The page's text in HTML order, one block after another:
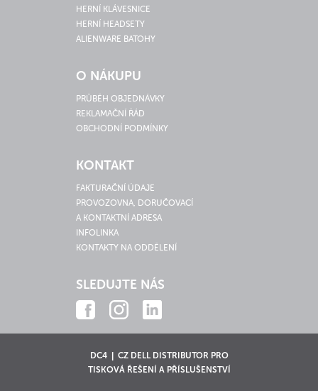
HERNÍ KLÁVESNICE
HERNÍ HEADSETY
ALIENWARE BATOHY
O NÁKUPU
PRŮBĚH OBJEDNÁVKY
REKLAMAČNÍ ŘÁD
OBCHODNÍ PODMÍNKY
KONTAKT
FAKTURAČNÍ ÚDAJE
PROVOZOVNA, DORUČOVACÍ
A KONTAKTNÍ ADRESA
INFOLINKA
KONTAKTY NA ODDĚLENÍ
SLEDUJTE NÁS
DC4 | CZ DELL DISTRIBUTOR PRO
TISKOVÁ ŘEŠENÍ A PŘÍSLUŠENSTVÍ